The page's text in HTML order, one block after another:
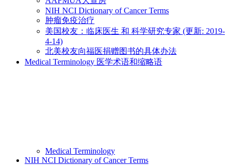
NIH NCI Dictionary of Cancer Terms
肿瘤免疫治疗
美国校友：临床医生 和 科学研究专家 (更新: 2019-
4-14)
北美校友向福医捐赠图书的具体办法
Medical Terminology 医学术语和缩略语
Medical Terminology
NIH NCI Dictionary of Cancer Terms